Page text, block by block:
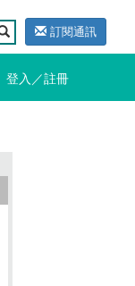
訂閱通訊
登入／註冊